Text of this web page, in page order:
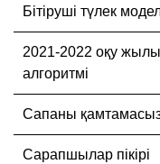
Бітіруші түлек
2021-2022 оқу
алгоритмі
Сапаны
Сарапшылар пікірі